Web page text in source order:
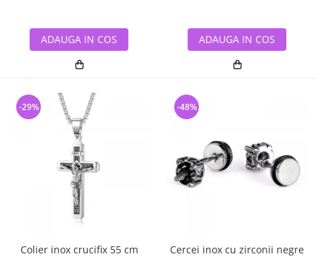
ADAUGA IN COS ADAUGA IN COS
Colier inox crucifix 55 cm
-29%
Cercei inox cu zirconii negre
-48%